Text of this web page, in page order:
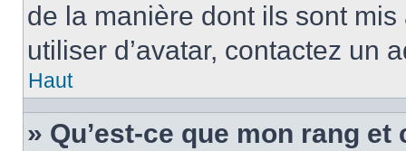
de la manière dont ils sont
utiliser d’avatar, contactez un
Haut
» Qu’est-ce que mon rang